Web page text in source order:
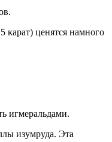
карат) ценятся намного
игмеральдами.
изумруда. Эта